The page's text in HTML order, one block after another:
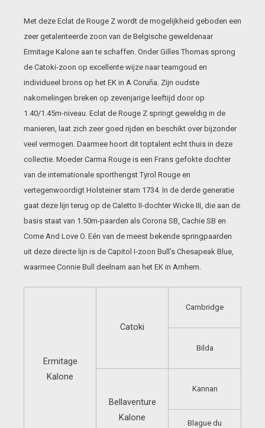
Met deze Eclat de Rouge Z wordt de mogelijkheid geboden een
zeer getalenteerde zoon van de Belgische geweldenaar
Ermitage Kalone aan te schaffen. Onder Gilles Thomas sprong
de Catoki-zoon op excellente wijze naar teamgoud en
individueel brons op het EK in A Coruña. Zijn oudste
nakomelingen breken op zevenjarige leeftijd door op
1.40/1.45m-niveau. Eclat de Rouge Z springt geweldig in de
manieren, laat zich zeer goed rijden en beschikt over bijzonder
veel vermogen. Daarmee hoort dit toptalent echt thuis in deze
collectie. Moeder Carma Rouge is een Frans gefokte dochter
van de internationale sporthengst Tyrol Rouge en
vertegenwoordigt Holsteiner stam 1734. In de derde generatie
gaat deze lijn terug op de Caletto II-dochter Wicke III, die aan de
basis staat van 1.50m-paarden als Corona SB, Cachie SB en
Come And Love O. Eén van de meest bekende springpaarden
uit deze directe lijn is de Capitol I-zoon Bull’s Chesapeak Blue,
waarmee Connie Bull deelnam aan het EK in Arnhem.
Ermitage
Kalone
Catoki
Cambridge
Bilda
Bellaventure
Kalone
Kannan
Blague du